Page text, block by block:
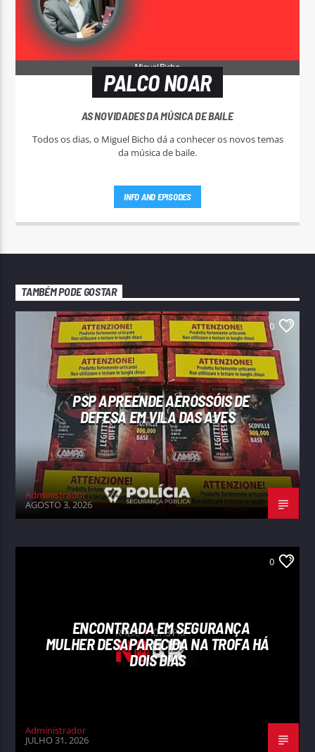
PALCO NOAR
AS NOVIDADES DA MÚSICA DE BAILE
Todos os dias, o Miguel Bicho dá a conhecer os novos temas
da música de baile.
INFO AND EPISODES
TAMBÉM PODE GOSTAR
0
PSP APREENDE AEROSSÓIS DE
DEFESA EM VILA DAS AVES
Administrador
AGOSTO 3, 2026
0
ENCONTRADA EM SEGURANÇA
MULHER DESAPARECIDA NA TROFA HÁ
DOIS DIAS
Administrador
JULHO 31, 2026